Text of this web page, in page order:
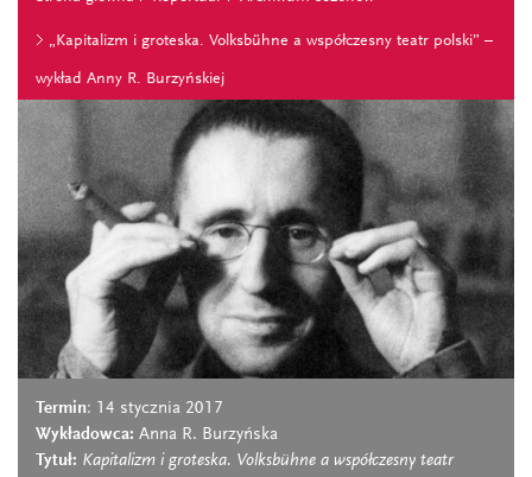
„Kapitalizm i groteska. Volksbühne a współczesny teatr polski” –
wykład Anny R. Burzyńskiej
Termin: 14 stycznia 2017
Wykładowca: Anna R. Burzyńska
Tytuł: Kapitalizm i groteska. Volksbühne a współczesny teatr